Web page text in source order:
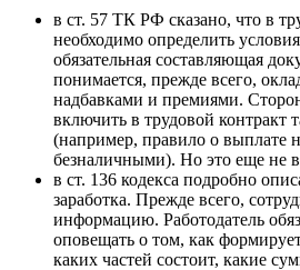
в ст. 57 ТК РФ сказано, что в
необходимо определить
обязательная составляющая
понимается, прежде всего,
надбавками и премиями.
включить в трудовой контракт
(например, правило о выплате
безналичными). Но это еще не
в ст. 136 кодекса подробно
заработка. Прежде всего,
информацию. Работодатель
оповещать о том, как
каких частей состоит, какие